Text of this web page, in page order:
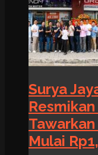
Surya
Mulai